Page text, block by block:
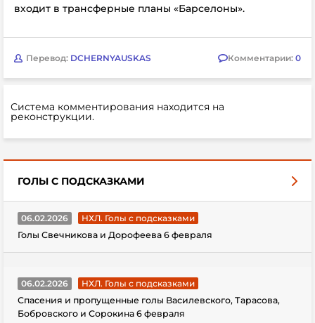
входит в трансферные планы «Барселоны».
Перевод: DCHERNYAUSKAS Комментарии: 0
Система комментирования находится на
реконструкции.
ГОЛЫ С ПОДСКАЗКАМИ
06.02.2026
НХЛ. Голы с подсказками
Голы Свечникова и Дорофеева 6 февраля
06.02.2026
НХЛ. Голы с подсказками
Спасения и пропущенные голы Василевского, Тарасова,
Бобровского и Сорокина 6 февраля